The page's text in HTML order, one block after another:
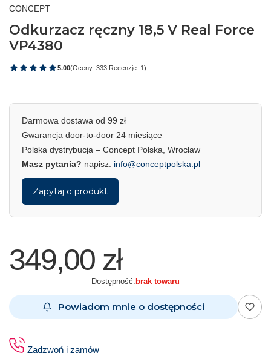
CONCEPT
Odkurzacz ręczny 18,5 V Real Force
VP4380
5.00(Oceny: 333 Recenzje: 1)
Darmowa dostawa od 99 zł
Gwarancja door-to-door 24 miesiące
Polska dystrybucja – Concept Polska, Wrocław
Masz pytania? napisz: info@conceptpolska.pl
Zapytaj o produkt
349,00 zł
Dostępność: brak towaru
Powiadom mnie o dostępności
Zadzwoń i zamów